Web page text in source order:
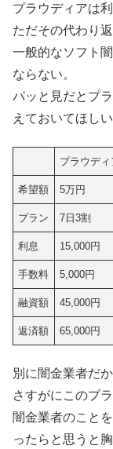
プラウディアは
ただその代わり
一般的なソフト
ならない。
パッと見だとプ
えておいてほしい
プラウディ
希望額 5万円
プラン 7日3割
利息 15,000円
手数料 5,000円
融資額 45,000円
返済額 65,000円
別に闇金業者だ
さすがにこのプ
闇金業者のこと
ったらと思うと